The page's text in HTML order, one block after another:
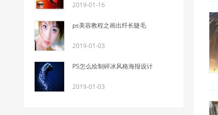
2019-01-16
ps美容教程之画出纤长睫毛
2019-01-03
PS怎么绘制碎冰风格海报设计
2019-01-03